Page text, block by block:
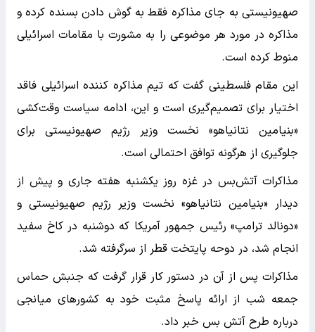
صهیونیستی به جای مذاکره فقط به گوش دادن بسنده کرده و
مذاکره در مورد هر موضوعی را به مشورت با مقامات اسرائیلی
منوط کرده است.
این مقام فلسطینی گفت که تیم مذاکره کننده اسرائیلی فاقد
اختیار برای تصمیم‌گیری است و این، ادامه سیاست وقت‌کشی
«بنیامین نتانیاهو» نخست وزیر رژیم صهیونیستی برای
جلوگیری از هرگونه توافق احتمالی است.
مذاکرات آتش‌بس در غزه روز یکشنبه هفته جاری و پیش از
دیدار «بنیامین نتانیاهو» نخست وزیر رژیم صهیونیستی و
«دونالد ترامپ» رئیس جمهور آمریکا که دوشنبه در کاخ سفید
انجام شد، در دوحه پایتخت قطر از سرگرفته شد.
مذاکرات پس از آن در دستور کار قرار گرفت که جنبش حماس
جمعه شب از ارائه پاسخ مثبت خود به کشور‌های میانجی
درباره طرح آتش بس خبر داد.